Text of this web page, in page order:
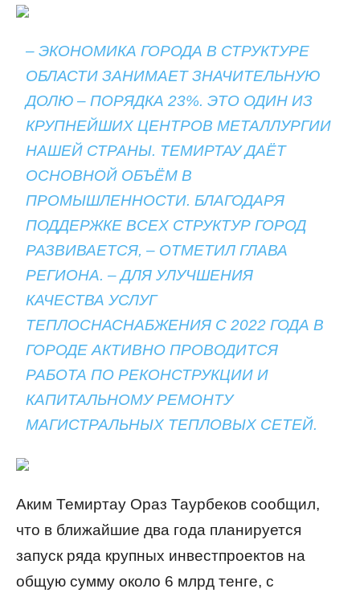
– ЭКОНОМИКА ГОРОДА В СТРУКТУРЕ
ОБЛАСТИ ЗАНИМАЕТ ЗНАЧИТЕЛЬНУЮ
ДОЛЮ – ПОРЯДКА 23%. ЭТО ОДИН ИЗ
КРУПНЕЙШИХ ЦЕНТРОВ МЕТАЛЛУРГИИ
НАШЕЙ СТРАНЫ. ТЕМИРТАУ ДАЁТ
ОСНОВНОЙ ОБЪЁМ В
ПРОМЫШЛЕННОСТИ. БЛАГОДАРЯ
ПОДДЕРЖКЕ ВСЕХ СТРУКТУР ГОРОД
РАЗВИВАЕТСЯ, – ОТМЕТИЛ ГЛАВА
РЕГИОНА. – ДЛЯ УЛУЧШЕНИЯ
КАЧЕСТВА УСЛУГ
ТЕПЛОСНАСНАБЖЕНИЯ С 2022 ГОДА В
ГОРОДЕ АКТИВНО ПРОВОДИТСЯ
РАБОТА ПО РЕКОНСТРУКЦИИ И
КАПИТАЛЬНОМУ РЕМОНТУ
МАГИСТРАЛЬНЫХ ТЕПЛОВЫХ СЕТЕЙ.
Аким Темиртау Ораз Таурбеков сообщил,
что в ближайшие два года планируется
запуск ряда крупных инвестпроектов на
общую сумму около 6 млрд тенге, с